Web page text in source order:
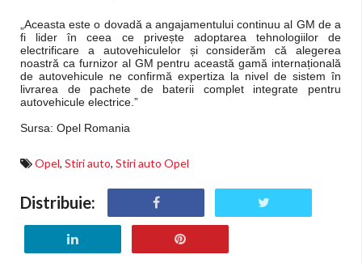
„Aceasta este o dovadă a angajamentului continuu al GM de a
fi lider în ceea ce privește adoptarea tehnologiilor de
electrificare a autovehiculelor și considerăm că alegerea
noastră ca furnizor al GM pentru această gamă internațională
de autovehicule ne confirmă expertiza la nivel de sistem în
livrarea de pachete de baterii complet integrate pentru
autovehicule electrice.”
Sursa: Opel Romania
Opel, Stiri auto, Stiri auto Opel
Distribuie: